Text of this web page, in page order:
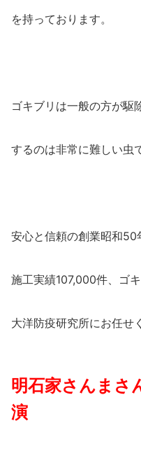
を持っております。
ゴキブリは一般の方が駆
するのは非常に難しい虫
安心と信頼の創業昭和50
施工実績107,000件、ゴ
大洋防疫研究所にお任せ
明石家さんまさ
演